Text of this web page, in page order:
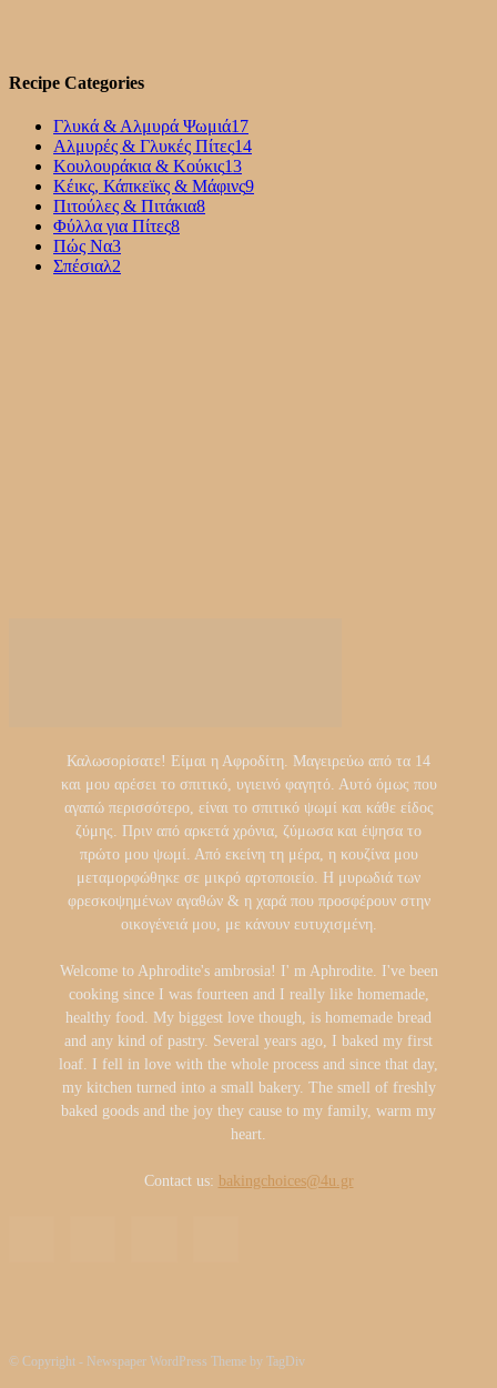
Recipe Categories
Γλυκά & Αλμυρά Ψωμιά17
Αλμυρές & Γλυκές Πίτες14
Κουλουράκια & Κούκις13
Κέικς, Κάπκεϊκς & Μάφινς9
Πιτούλες & Πιτάκια8
Φύλλα για Πίτες8
Πώς Να3
Σπέσιαλ2
Καλωσορίσατε! Είμαι η Αφροδίτη. Μαγειρεύω από τα 14
και μου αρέσει το σπιτικό, υγιεινό φαγητό. Αυτό όμως που
αγαπώ περισσότερο, είναι το σπιτικό ψωμί και κάθε είδος
ζύμης. Πριν από αρκετά χρόνια, ζύμωσα και έψησα το
πρώτο μου ψωμί. Από εκείνη τη μέρα, η κουζίνα μου
μεταμορφώθηκε σε μικρό αρτοποιείο. Η μυρωδιά των
φρεσκοψημένων αγαθών & η χαρά που προσφέρουν στην
οικογένειά μου, με κάνουν ευτυχισμένη.
Welcome to Aphrodite's ambrosia! I' m Aphrodite. I've been
cooking since I was fourteen and I really like homemade,
healthy food. My biggest love though, is homemade bread
and any kind of pastry. Several years ago, I baked my first
loaf. I fell in love with the whole process and since that day,
my kitchen turned into a small bakery. The smell of freshly
baked goods and the joy they cause to my family, warm my
heart.
Contact us: bakingchoices@4u.gr
© Copyright - Newspaper WordPress Theme by TagDiv